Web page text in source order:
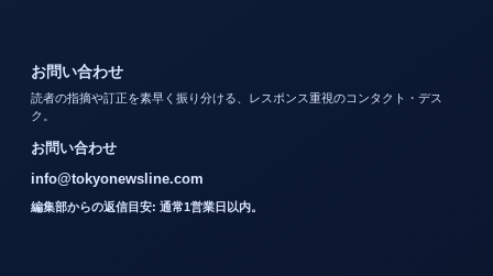
お問い合わせ
読者の指摘や訂正を素早く振り分ける、レスポンス重視のコンタクト・デス
ク。
お問い合わせ
info@tokyonewsline.com
編集部からの返信目安: 通常1営業日以内。